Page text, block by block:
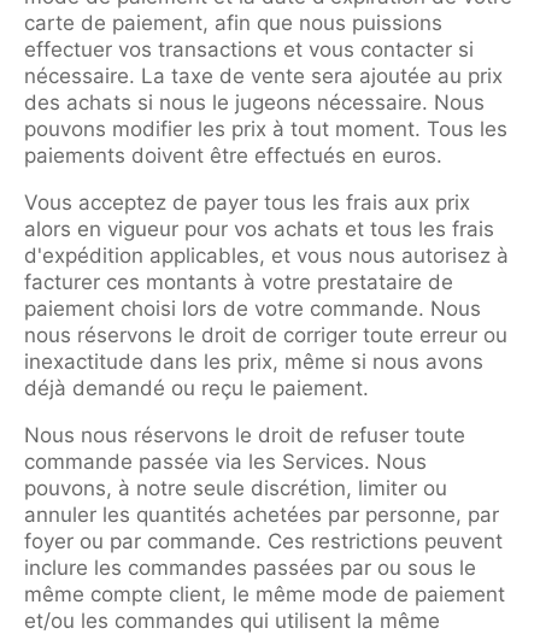
carte de paiement, afin que nous puissions
effectuer vos transactions et vous contacter si
nécessaire. La taxe de vente sera ajoutée au prix
des achats si nous le jugeons nécessaire. Nous
pouvons modifier les prix à tout moment. Tous les
paiements doivent être effectués en euros.
Vous acceptez de payer tous les frais aux prix
alors en vigueur pour vos achats et tous les frais
d'expédition applicables, et vous nous autorisez à
facturer ces montants à votre prestataire de
paiement choisi lors de votre commande. Nous
nous réservons le droit de corriger toute erreur ou
inexactitude dans les prix, même si nous avons
déjà demandé ou reçu le paiement.
Nous nous réservons le droit de refuser toute
commande passée via les Services. Nous
pouvons, à notre seule discrétion, limiter ou
annuler les quantités achetées par personne, par
foyer ou par commande. Ces restrictions peuvent
inclure les commandes passées par ou sous le
même compte client, le même mode de paiement
et/ou les commandes qui utilisent la même